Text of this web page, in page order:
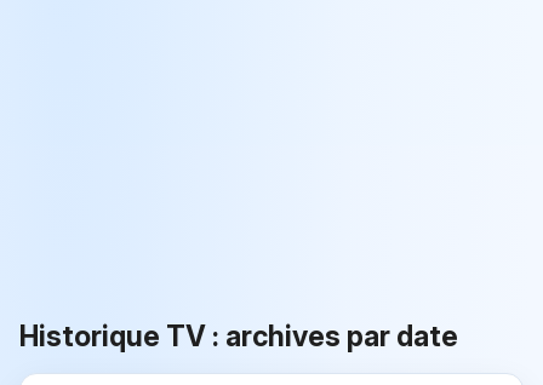
Historique TV : archives par date